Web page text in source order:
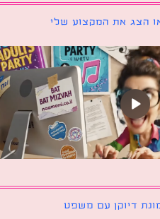
את המקצוע שלי
עם משפט